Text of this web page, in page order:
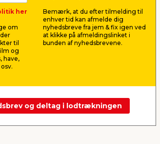
til samling af 2
pr. pk.
tillægges
betonfarve.
bryggers.
Næste
her
om
til
og
have,
Bemærk, at du efter tilmelding til
enhver tid kan afmelde dig
nyhedsbreve fra jem & fix igen ved
at klikke på afmeldingslinket i
bunden af nyhedsbrevene.
og deltag i lodtrækningen